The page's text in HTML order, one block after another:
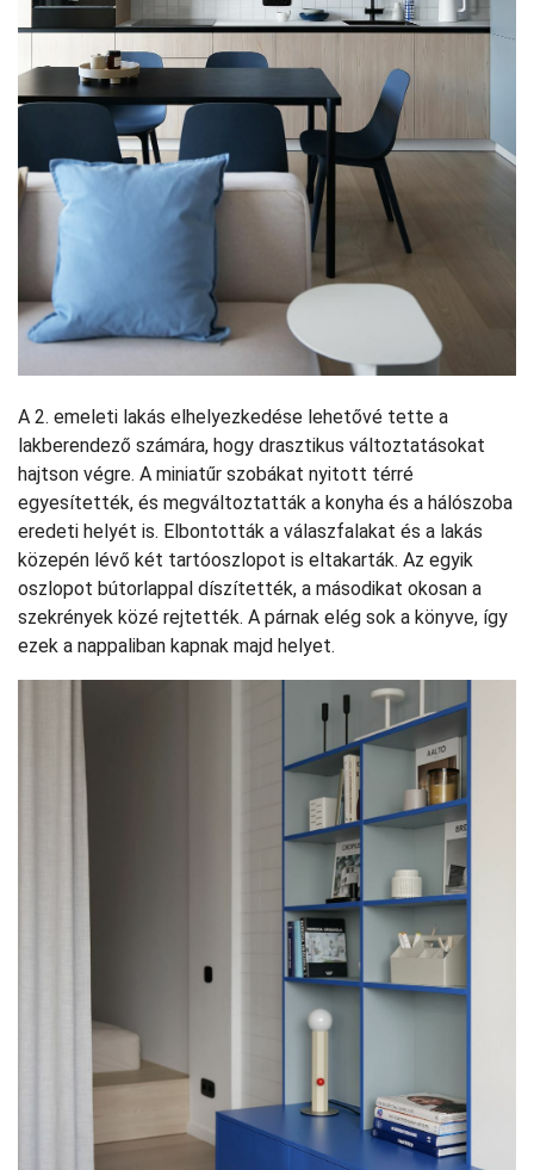
A 2. emeleti lakás elhelyezkedése lehetővé tette a
lakberendező számára, hogy drasztikus változtatásokat
hajtson végre. A miniatűr szobákat nyitott térré
egyesítették, és megváltoztatták a konyha és a hálószoba
eredeti helyét is. Elbontották a válaszfalakat és a lakás
közepén lévő két tartóoszlopot is eltakarták. Az egyik
oszlopot bútorlappal díszítették, a másodikat okosan a
szekrények közé rejtették. A párnak elég sok a könyve, így
ezek a nappaliban kapnak majd helyet.